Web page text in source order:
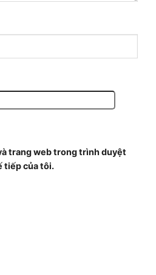
trang web trong trình duyệt
tiếp của tôi.